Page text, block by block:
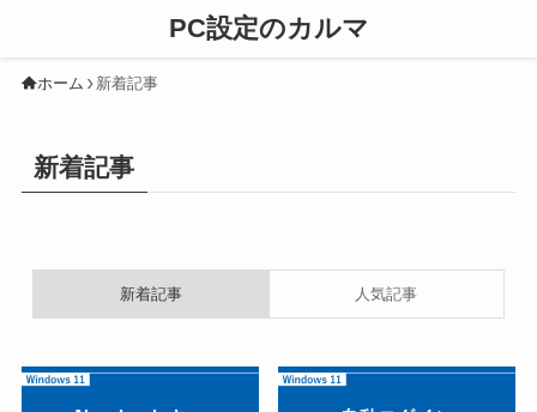
PC設定のカルマ
ホーム 新着記事
新着記事
新着記事 人気記事